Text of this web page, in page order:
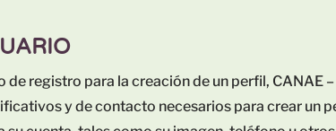
registro para la creación de un perfil, CANAE
y de contacto necesarios para crear un